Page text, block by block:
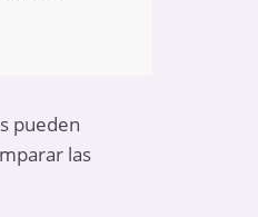
pueden
las